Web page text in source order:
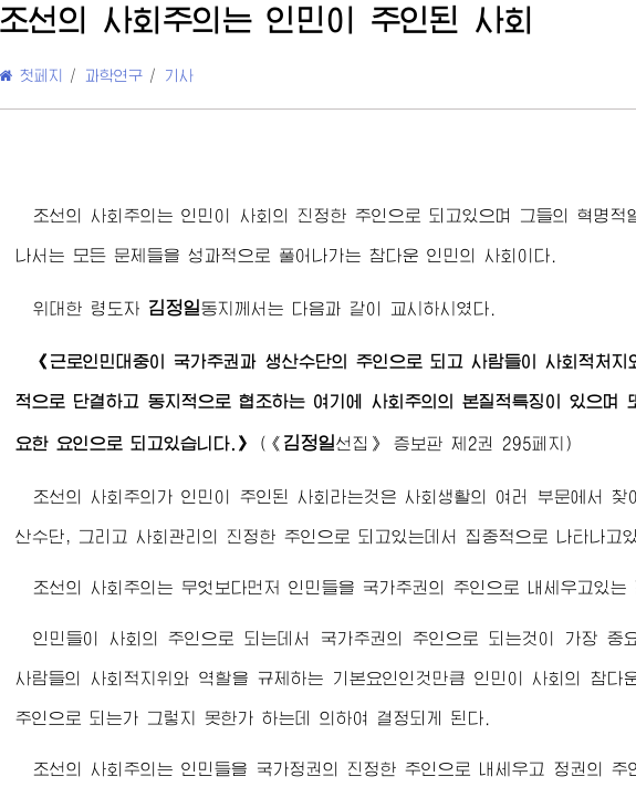
조선의 사회주의는 인민이 주인된 사회
첫페지 / 과학연구 / 기사
조선의 사회주의는 인민이 사회의 진정한 주인으로 되고있으며 그들의 혁명적
나서는 모든 문제들을 성과적으로 풀어나가는 참다운 인민의 사회이다.
위대한 령도자 김정일동지 께서는 다음과 같이 교시하시였다.
《근로인민대중이 국가주권과 생산수단의 주인으로 되고 사람들이 사회적처
적으로 단결하고 동지적으로 협조하는 여기에 사회주의의 본질적특징이 있으며
요한 요인으로 되고있습니다.》 ( 《 김정일선집》 증보판 제2권 295페지)
조선의 사회주의가 인민이 주인된 사회라는것은 사회생활의 여러 부문에서
산수단, 그리고 사회관리의 진정한 주인으로 되고있는데서 집중적으로 나타나고있
조선의 사회주의는 무엇보다먼저 인민들을 국가주권의 주인으로 내세우고있는
인민들이 사회의 주인으로 되는데서 국가주권의 주인으로 되는것이 가장 중
사람들의 사회적지위와 역할을 규제하는 기본요인인것만큼 인민이 사회의 참다
주인으로 되는가 그렇지 못한가 하는데 의하여 결정되게 된다.
조선의 사회주의는 인민들을 국가정권의 진정한 주인으로 내세우고 정권의